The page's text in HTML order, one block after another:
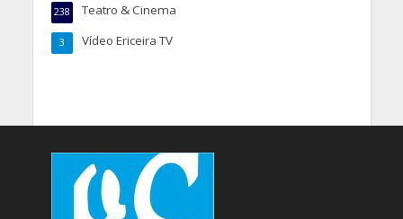
Teatro & Cinema
238
Vídeo Ericeira TV
3